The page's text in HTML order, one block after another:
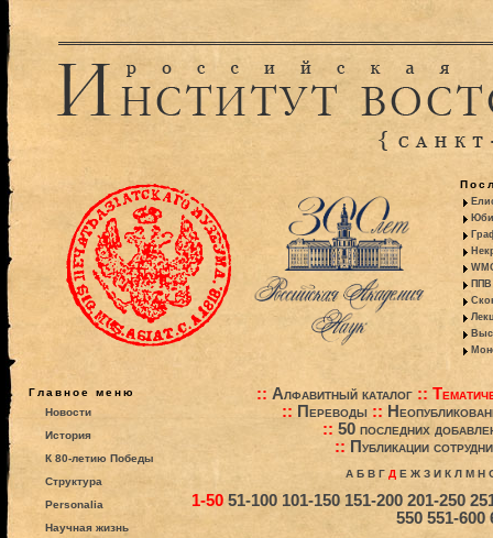
ППВ
Главное меню
Новости
История
К 80-летию Победы
Структура
Personalia
Научная жизнь
:: Алфавитный каталог ::
:: Переводы::
:: 50 последних
:: Публикации
А Б В Г Д Е Ж З И К Л М Н
1-50 51-100 101-150 151-200 201-250
550 551-600